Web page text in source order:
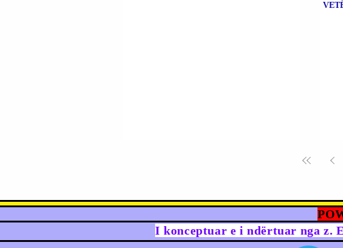
I konceptuar e i ndërtuar nga z.